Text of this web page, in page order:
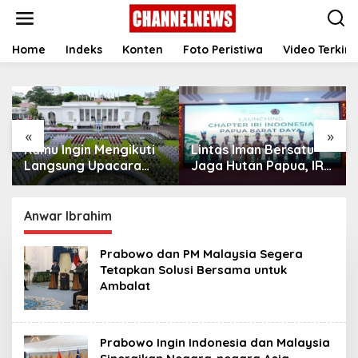
t
Home Indeks Konten Foto Peristiwa Video Terkini
« »
Kamu Ingin Mengikuti
Langsung Upacara
HUT Ke-81
Istana? Ini Link
Pendaftaran Resminya
di Sini
Lintas Iman Bersatu
Jaga Hutan Papua, IRI
Indonesia Resmikan
Anwar Ibrahim
Prabowo dan PM Malaysia Segera
Tetapkan Solusi Bersama untuk
Ambalat
Prabowo Ingin Indonesia dan Malaysia